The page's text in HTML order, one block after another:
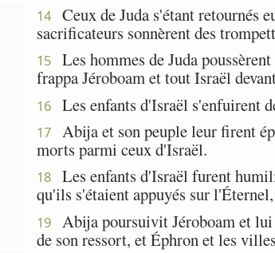
14
Ceux de Juda s'étant retournés
sacrificateurs sonnèrent des
15
Les hommes de Juda
frappa Jéroboam et tout Israël
16 Les enfants d'Israël s'enfuirent
17
Abija et son peuple leur firent
morts parmi ceux d'Israël.
18
Les enfants d'Israël furent
qu'ils s'étaient appuyés sur
19
Abija poursuivit Jéroboam et
de son ressort, et Éphron et les